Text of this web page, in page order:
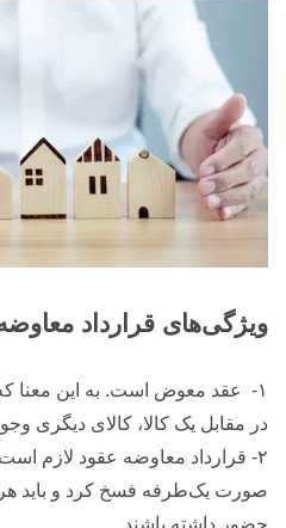
ویژگی‌های قرارداد
۱- عقد معوض است. به این معنا
در مقابل یک کالا، کالای دیگری
۲- قرارداد معاوضه عقود لازم
صورت یک‌طرفه فسخ کرد و باید